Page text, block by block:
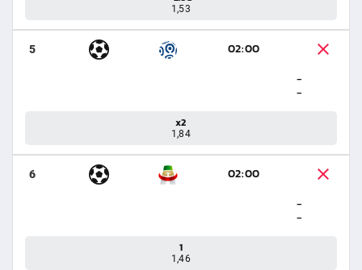
1,53
5
02:00
-
-
x2
1,84
6
02:00
-
-
1
1,46